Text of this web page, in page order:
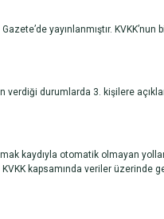
yayınlanmıştır. KVKK’nun
verdiği durumlarda 3. kişilere
kaydıyla otomatik olmayan
kapsamında veriler üzerinde